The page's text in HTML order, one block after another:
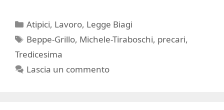
Categorie
Atipici, Lavoro, Legge Biagi
Tag
Beppe-Grillo, Michele-Tiraboschi, precari,
Tredicesima
Lascia un commento